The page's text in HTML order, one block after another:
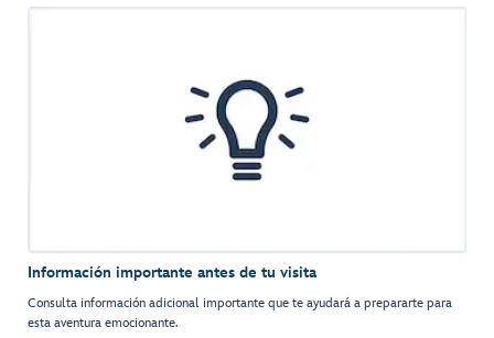
Información importante antes de tu visita
Consulta información adicional importante que te ayudará a prepararte para
esta aventura emocionante.